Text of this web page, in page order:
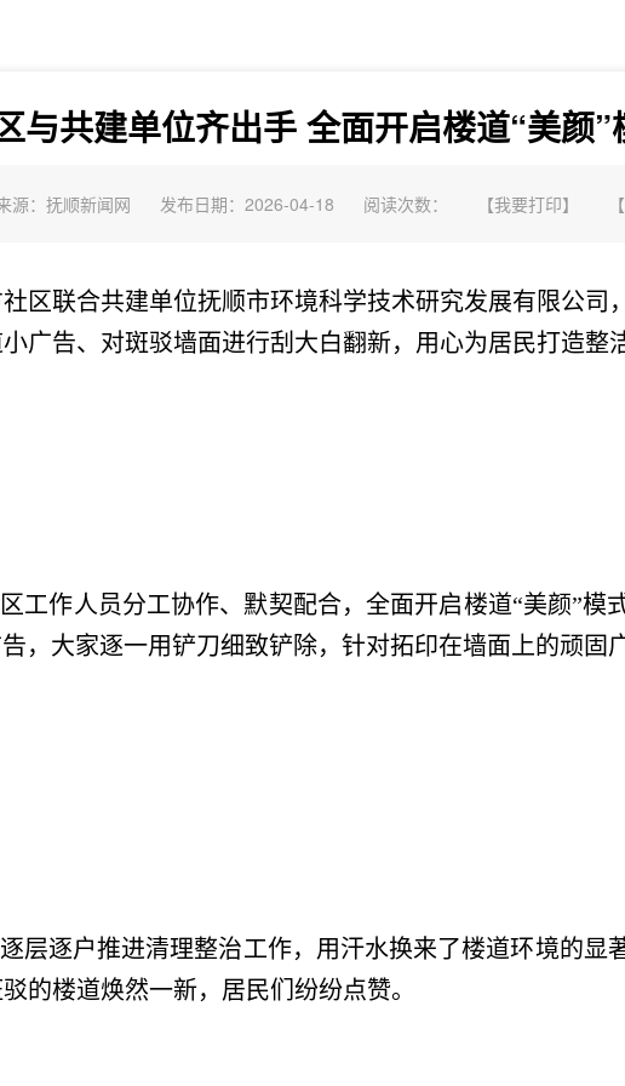
与共建单位齐出手 全面开启楼道“美颜”
源：抚顺新闻网 发布日期：2026-04-18 阅读次数： 【我要打印】 【
联合共建单位抚顺市环境科学技术研究发展有限公司
广告、对斑驳墙面进行刮大白翻新，用心为居民打造整
作人员分工协作、默契配合，全面开启楼道“美颜”模
，大家逐一用铲刀细致铲除，针对拓印在墙面上的顽固
逐户推进清理整治工作，用汗水换来了楼道环境的显
的楼道焕然一新，居民们纷纷点赞。